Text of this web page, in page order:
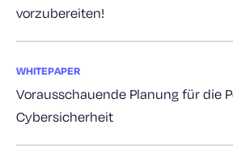
vorzubereiten!
WHITEPAPER
Vorausschauende Planung für die
Cybersicherheit